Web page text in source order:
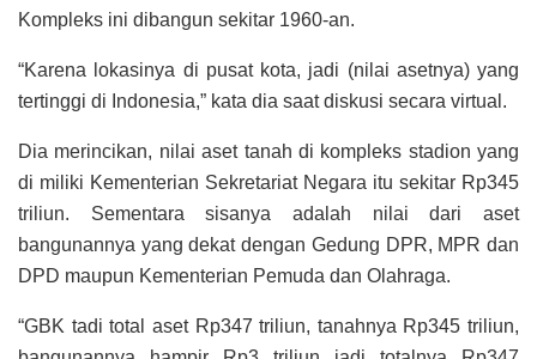
Kompleks ini dibangun sekitar 1960-an.
“Karena lokasinya di pusat kota, jadi (nilai asetnya) yang
tertinggi di Indonesia,” kata dia saat diskusi secara virtual.
Dia merincikan, nilai aset tanah di kompleks stadion yang
di miliki Kementerian Sekretariat Negara itu sekitar Rp345
triliun. Sementara sisanya adalah nilai dari aset
bangunannya yang dekat dengan Gedung DPR, MPR dan
DPD maupun Kementerian Pemuda dan Olahraga.
“GBK tadi total aset Rp347 triliun, tanahnya Rp345 triliun,